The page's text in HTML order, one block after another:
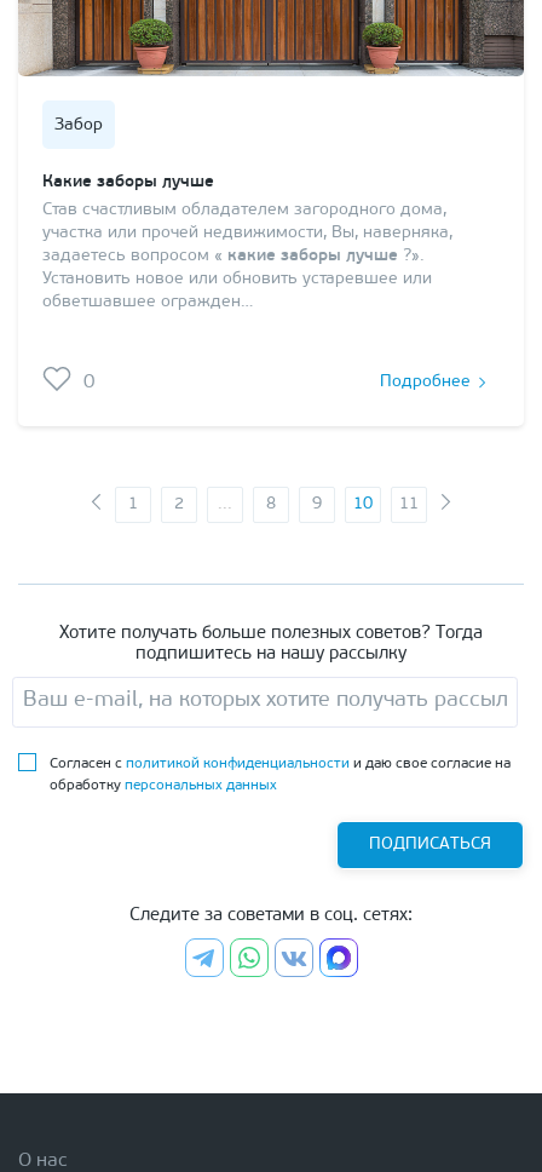
Забор
Какие заборы лучше
Став счастливым обладателем загородного дома,
участка или прочей недвижимости, Вы, наверняка,
задаетесь вопросом « какие заборы лучше ?».
Установить новое или обновить устаревшее или
обветшавшее огражден…
0 Подробнее
1 2 ... 8 9 10 11
Хотите получать больше полезных советов? Тогда
подпишитесь на нашу рассылку
Согласен с политикой конфиденциальности и даю свое согласие на
обработку персональных данных
ПОДПИСАТЬСЯ
Следите за советами в соц. сетях:
О нас